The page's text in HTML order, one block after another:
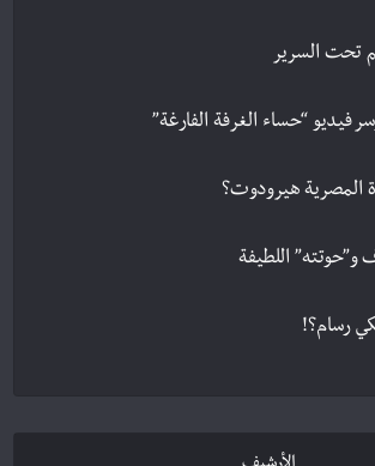
تحت السرير
فيديو “حساء الغرفة الفارغة”
المصرية هيرودوت؟
اللطيفة
رسام؟!